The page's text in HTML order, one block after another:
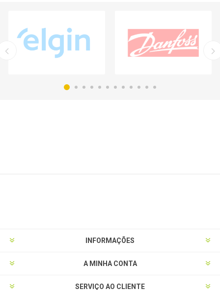
INFORMAÇÕES
A MINHA CONTA
SERVIÇO AO CLIENTE